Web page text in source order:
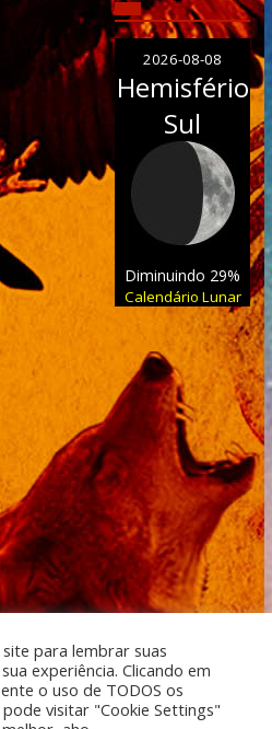
2026-08-08
Hemisfério
Sul
Diminuindo 29%
Calendário Lunar
para lembrar suas
experiência. Clicando em
o uso de TODOS os
visitar "Cookie Settings"